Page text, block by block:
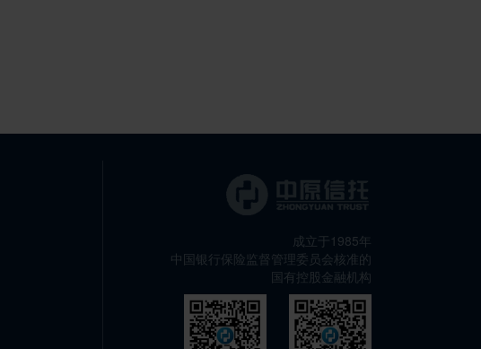
成立于1985年
中国银行保险监督管理委员会核准的
国有控股金融机构